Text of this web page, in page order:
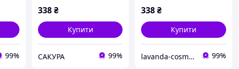
99%
338₴
Купити
САКУРА 99%
338₴
Купити
lavanda-cosmetic.prom.ua 99%